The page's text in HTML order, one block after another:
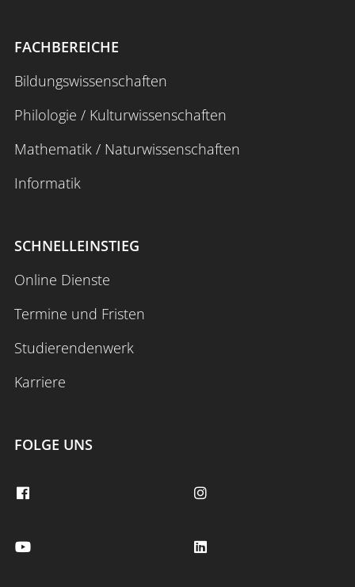
FACHBEREICHE
Bildungswissenschaften
Philologie / Kulturwissenschaften
Mathematik / Naturwissenschaften
Informatik
SCHNELLEINSTIEG
Online Dienste
Termine und Fristen
Studierendenwerk
Karriere
FOLGE UNS